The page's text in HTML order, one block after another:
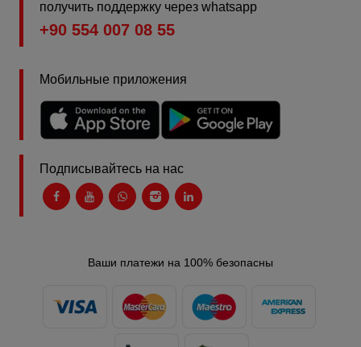
получить поддержку через whatsapp
+90 554 007 08 55
Мобильные приложения
Подписывайтесь на нас
Ваши платежи на 100% безопасны